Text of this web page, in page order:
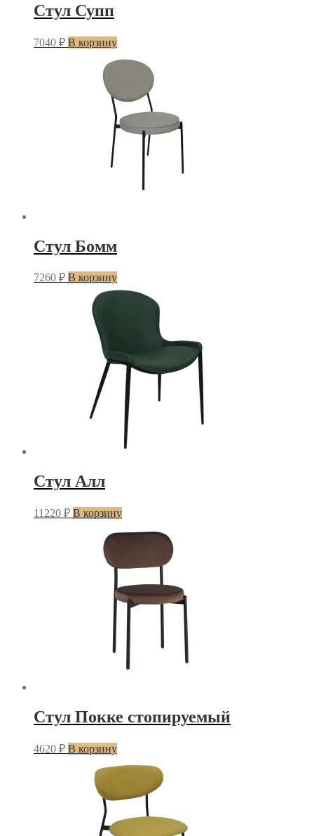
Стул Супп
7040 ₽ В корзину
Стул Бомм
7260 ₽ В корзину
Стул Алл
11220 ₽ В корзину
Стул Покке стопируемый
4620 ₽ В корзину